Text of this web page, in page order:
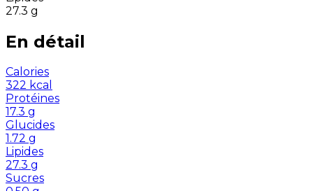
27.3 g
En détail
Calories
322 kcal
Protéines
17.3 g
Glucides
1.72 g
Lipides
27.3 g
Sucres